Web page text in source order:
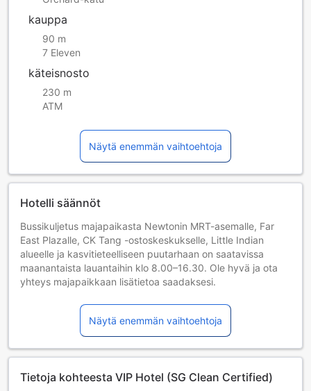
kauppa
90 m
7 Eleven
käteisnosto
230 m
ATM
Näytä enemmän vaihtoehtoja
Hotelli säännöt
Bussikuljetus majapaikasta Newtonin MRT-asemalle, Far
East Plazalle, CK Tang -ostoskeskukselle, Little Indian
alueelle ja kasvitieteelliseen puutarhaan on saatavissa
maanantaista lauantaihin klo 8.00–16.30. Ole hyvä ja ota
yhteys majapaikkaan lisätietoa saadaksesi.
Advisory Guidelines, this property will not be able to accept
reservations through Vaccinated Travel Lane (VTL),
Reciprocal Green Lane (RGL), Air Travel Pass (ATP), or
Stay-Home Notice (SHN) until further notice.
Sylilapset 0–1 vuotta [sisältyy]
Näytä enemmän vaihtoehtoja
Tietoja kohteesta VIP Hotel (SG Clean Certified)